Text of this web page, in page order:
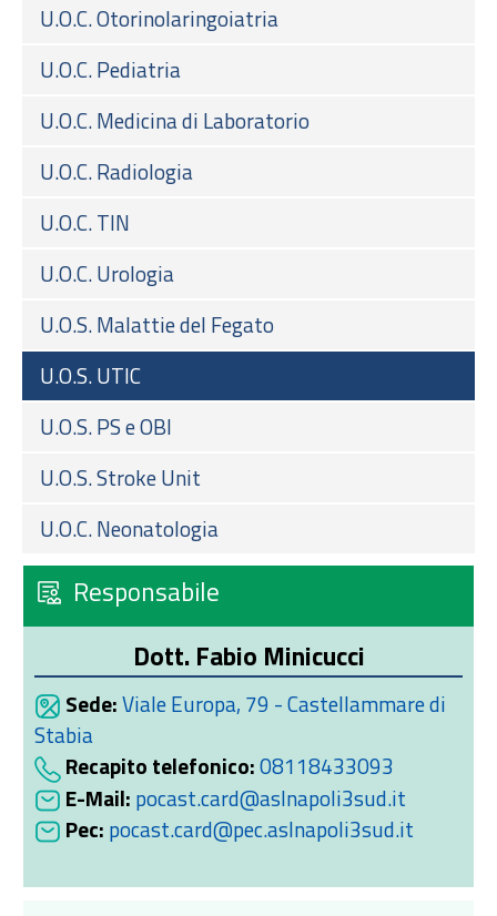
U.O.C. Otorinolaringoiatria
U.O.C. Pediatria
U.O.C. Medicina di Laboratorio
U.O.C. Radiologia
U.O.C. TIN
U.O.C. Urologia
U.O.S. Malattie del Fegato
U.O.S. UTIC
U.O.S. PS e OBI
U.O.S. Stroke Unit
U.O.C. Neonatologia
Responsabile
Dott. Fabio Minicucci
Sede:Viale Europa, 79 - Castellammare di
Stabia
Recapito telefonico:08118433093
E-Mail: pocast.card@aslnapoli3sud.it
Pec: pocast.card@pec.aslnapoli3sud.it